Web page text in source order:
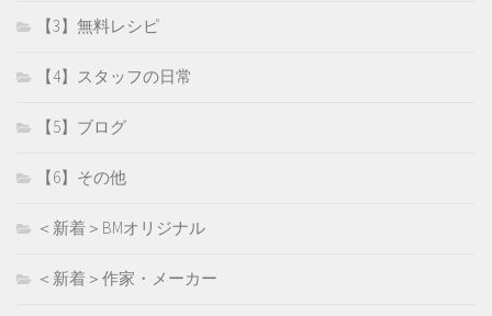
【3】無料レシピ
【4】スタッフの日常
【5】ブログ
【6】その他
＜新着＞BMオリジナル
＜新着＞作家・メーカー